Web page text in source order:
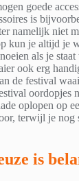
goede
is
namelijk niet
kun je altijd je
als je staat
ook erg
de festival
oordopjes
oplopen op
terwijl je nog
is